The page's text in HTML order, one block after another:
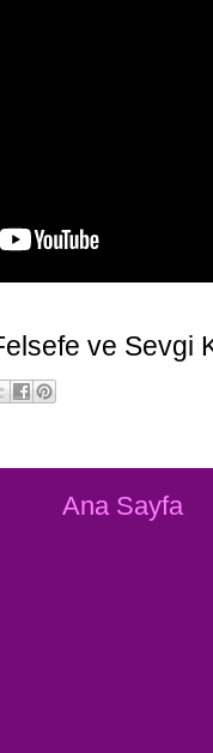
ve Sevgi
Ana Sayfa